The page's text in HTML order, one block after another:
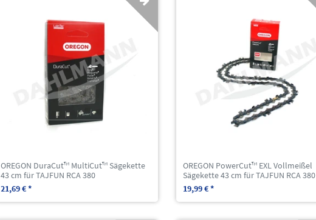
OREGON DuraCut™ MultiCut™ Sägekette
43 cm für TAJFUN RCA 380
21,69 € *
OREGON PowerCut™ EXL Vollmeißel
Sägekette 43 cm für TAJFUN RCA 380
19,99 € *